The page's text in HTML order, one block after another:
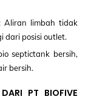
Aliran limbah tidak
dari posisi outlet.
septictank bersih,
bersih.
PT BIOFIVE